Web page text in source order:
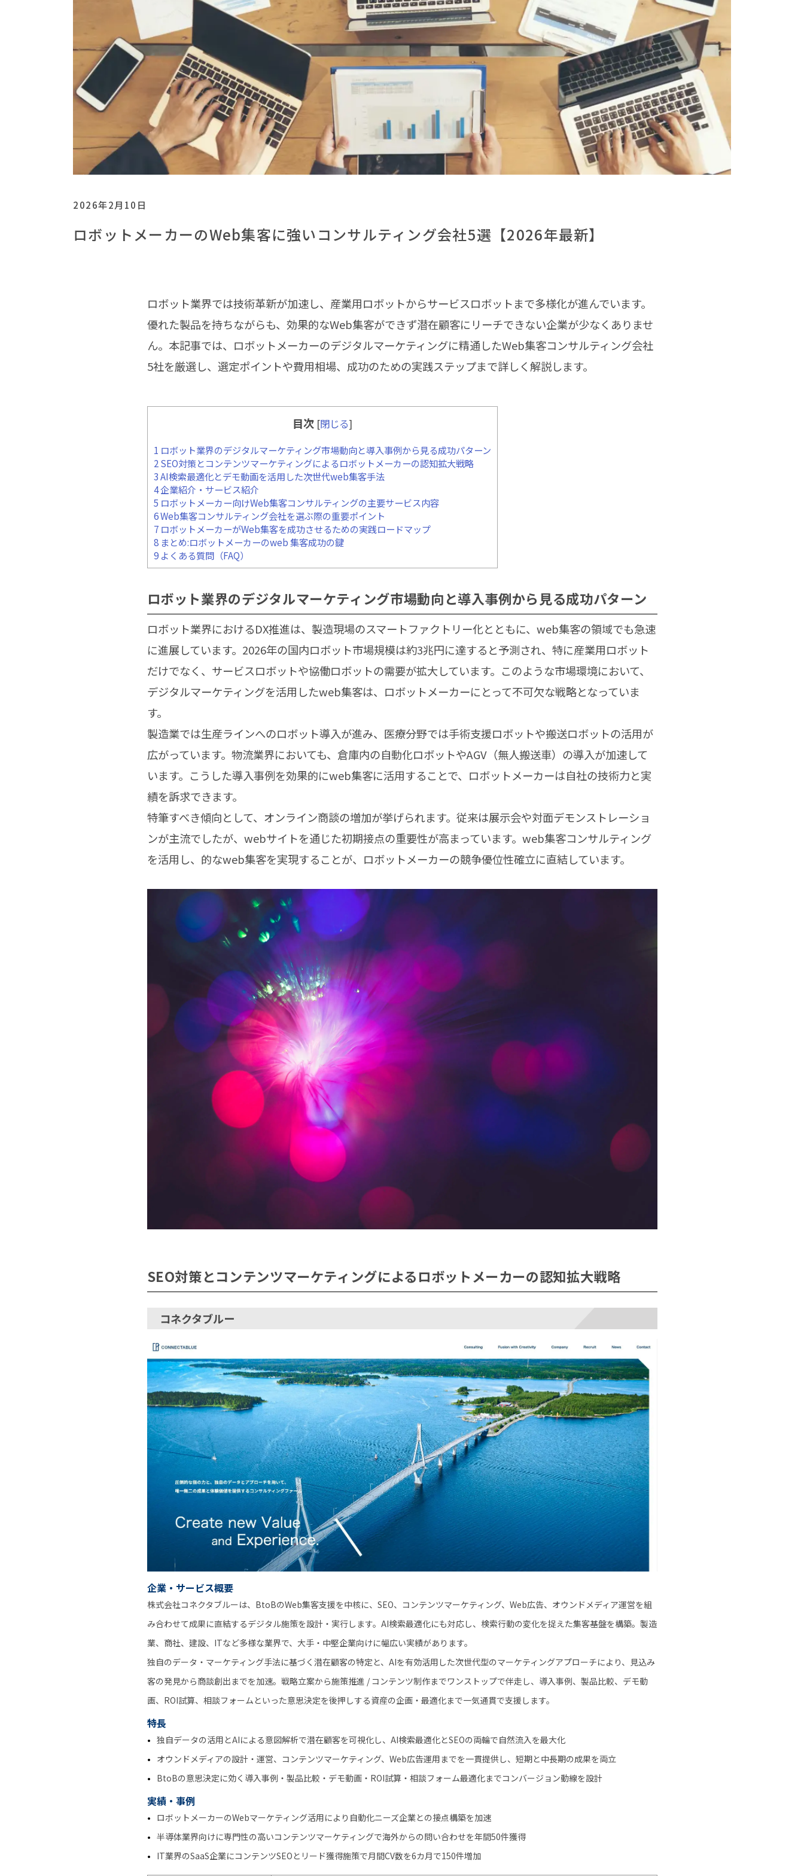
2026年2月10日
ロボットメーカーのWeb集客に強いコンサルティング会社5選【2026年最新】
ロボット業界では技術革新が加速し、産業用ロボットからサービスロボットまで多様化が進んでいます。
優れた製品を持ちながらも、効果的なWeb集客ができず潜在顧客にリーチできない企業が少なくありませ
ん。本記事では、ロボットメーカーのデジタルマーケティングに精通したWeb集客コンサルティング会社
5社を厳選し、選定ポイントや費用相場、成功のための実践ステップまで詳しく解説します。
目次 [閉じる]
1 ロボット業界のデジタルマーケティング市場動向と導入事例から見る成功パターン
2SEO対策とコンテンツマーケティングによるロボットメーカーの認知拡大戦略
3AI検索最適化とデモ動画を活用した次世代web集客手法
4企業紹介・サービス紹介
5 ロボットメーカー向けWeb集客コンサルティングの主要サービス内容
6Web集客コンサルティング会社を選ぶ際の重要ポイント
7ロボットメーカーがWeb集客を成功させるための実践ロードマップ
8まとめ:ロボットメーカーのweb 集客成功の鍵
9よくある質問（FAQ）
ロボット業界のデジタルマーケティング市場動向と導入事例から見る成功パターン
ロボット業界におけるDX推進は、製造現場のスマートファクトリー化とともに、web集客の領域でも急速
に進展しています。2026年の国内ロボット市場規模は約3兆円に達すると予測され、特に産業用ロボット
だけでなく、サービスロボットや協働ロボットの需要が拡大しています。このような市場環境において、
デジタルマーケティングを活用したweb集客は、ロボットメーカーにとって不可欠な戦略となっていま
す。
製造業では生産ラインへのロボット導入が進み、医療分野では手術支援ロボットや搬送ロボットの活用が
広がっています。物流業界においても、倉庫内の自動化ロボットやAGV（無人搬送車）の導入が加速して
います。こうした導入事例を効果的にweb集客に活用することで、ロボットメーカーは自社の技術力と実
績を訴求できます。
特筆すべき傾向として、オンライン商談の増加が挙げられます。従来は展示会や対面デモンストレーショ
ンが主流でしたが、webサイトを通じた初期接点の重要性が高まっています。web集客コンサルティング
を活用し、的なweb集客を実現することが、ロボットメーカーの競争優位性確立に直結しています。
SEO対策とコンテンツマーケティングによるロボットメーカーの認知拡大戦略
コネクタブルー
企業・サービス概要
株式会社コネクタブルーは、BtoBのWeb集客支援を中核に、SEO、コンテンツマーケティング、Web広告、オウンドメディア運営を組
み合わせて成果に直結するデジタル施策を設計・実行します。AI検索最適化にも対応し、検索行動の変化を捉えた集客基盤を構築。製造
業、商社、建設、ITなど多様な業界で、大手・中堅企業向けに幅広い実績があります。
独自のデータ・マーケティング手法に基づく潜在顧客の特定と、AIを有効活用した次世代型のマーケティングアプローチにより、見込み
客の発見から商談創出までを加速。戦略立案から施策推進 / コンテンツ制作までワンストップで伴走し、導入事例、製品比較、デモ動
画、ROI試算、相談フォームといった意思決定を後押しする資産の企画・最適化まで一気通貫で支援します。
特長
独自データの活用とAIによる意図解析で潜在顧客を可視化し、AI検索最適化とSEOの両輪で自然流入を最大化
オウンドメディアの設計・運営、コンテンツマーケティング、Web広告運用までを一貫提供し、短期と中長期の成果を両立
BtoBの意思決定に効く導入事例・製品比較・デモ動画・ROI試算・相談フォーム最適化までコンバージョン動線を設計
実績・事例
ロボットメーカーのWebマーケティング活用により自動化ニーズ企業との接点構築を加速
半導体業界向けに専門性の高いコンテンツマーケティングで海外からの問い合わせを年間50件獲得
IT業界のSaaS企業にコンテンツSEOとリード獲得施策で月間CV数を6カ月で150件増加